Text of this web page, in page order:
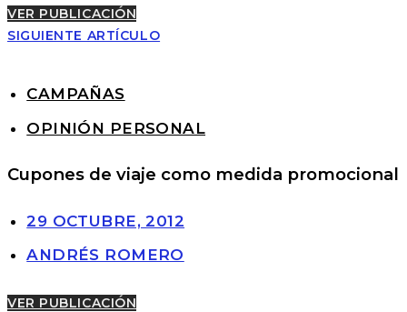
VER PUBLICACIÓN
SIGUIENTE ARTÍCULO
CAMPAÑAS
OPINIÓN PERSONAL
Cupones de viaje como medida promocional
29 OCTUBRE, 2012
ANDRÉS ROMERO
VER PUBLICACIÓN